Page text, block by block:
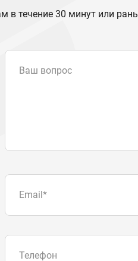
в течение 30 минут или
Ваш вопрос